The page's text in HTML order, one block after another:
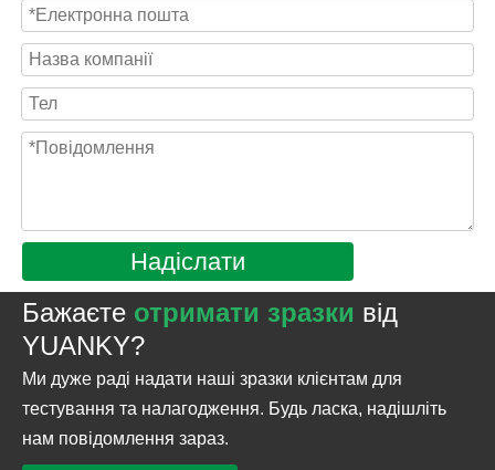
Надіслати
Бажаєте отримати зразки від
YUANKY?
Ми дуже раді надати наші зразки клієнтам для
тестування та налагодження. Будь ласка, надішліть
нам повідомлення зараз.